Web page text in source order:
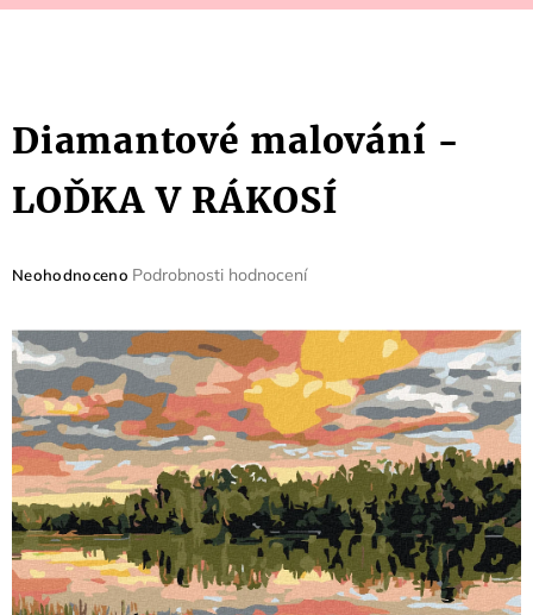
Diamantové malování -
LOĎKA V RÁKOSÍ
Průměrné
je
0,0
z
5
hvězdiček.
Neohodnoceno Podrobnosti hodnocení